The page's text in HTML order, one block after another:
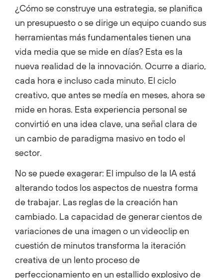
¿Cómo se construye una estrategia, se planifica
un presupuesto o se dirige un equipo cuando sus
herramientas más fundamentales tienen una
vida media que se mide en días? Esta es la
nueva realidad de la innovación. Ocurre a diario,
cada hora e incluso cada minuto. El ciclo
creativo, que antes se medía en meses, ahora se
mide en horas. Esta experiencia personal se
convirtió en una idea clave, una señal clara de
un cambio de paradigma masivo en todo el
sector.
No se puede exagerar: El impulso de la IA está
alterando todos los aspectos de nuestra forma
de trabajar. Las reglas de la creación han
cambiado. La capacidad de generar cientos de
variaciones de una imagen o un videoclip en
cuestión de minutos transforma la iteración
creativa de un lento proceso de
perfeccionamiento en un estallido explosivo de